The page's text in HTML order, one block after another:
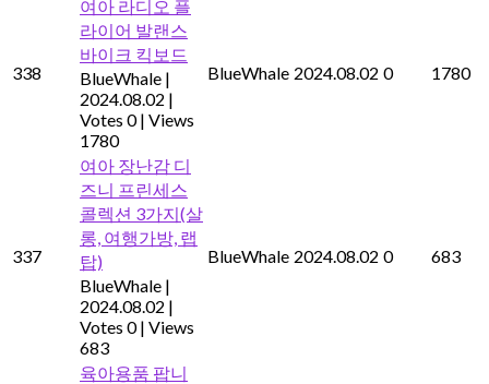
338
여아 라디오 플
라이어 발랜스
바이크 킥보드
BlueWhale |
2024.08.02 |
Votes 0 | Views
1780
BlueWhale 2024.08.02 0 1780
337
여아 장난감 디
즈니 프린세스
콜렉션 3가지(살
롱, 여행가방, 랩
탑)
BlueWhale |
2024.08.02 |
Votes 0 | Views
683
BlueWhale 2024.08.02 0 683
육아용품 팝니